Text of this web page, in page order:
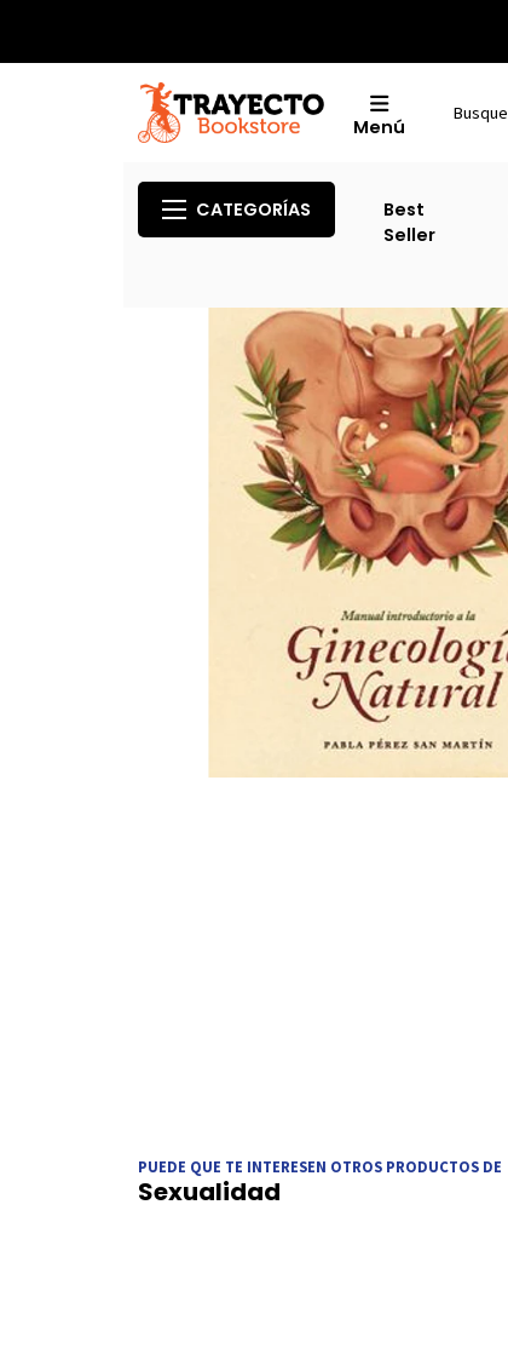
Menú
CATEGORÍAS
Best
Seller
PUEDE QUE TE INTERESEN OTROS PRODUCTOS DE
Sexualidad